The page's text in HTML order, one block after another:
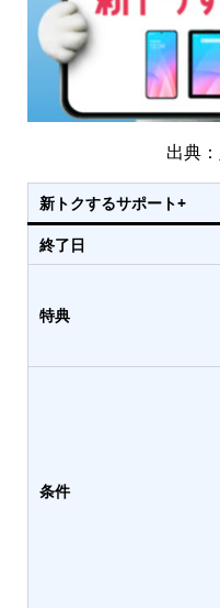
出典：
新トクするサポート+
終了日
特典
条件